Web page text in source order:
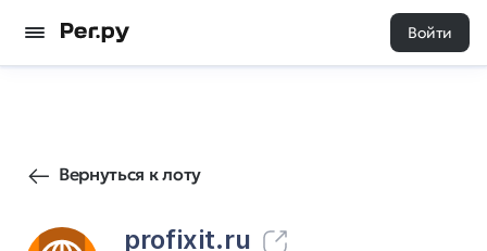
Войти
Вернуться к лоту
profixit.ru
21 0